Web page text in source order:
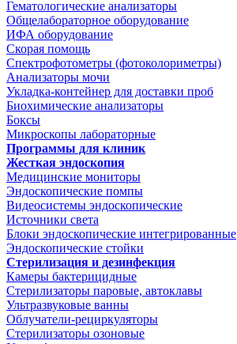
Гематологические анализаторы
Общелабораторное оборудование
ИФА оборудование
Скорая помощь
Спектрофотометры (фотоколориметры)
Анализаторы мочи
Укладка-контейнер для доставки проб
Биохимические анализаторы
Боксы
Микроскопы лабораторные
Программы для клиник
Жесткая эндоскопия
Медицинские мониторы
Эндоскопические помпы
Видеосистемы эндоскопические
Источники света
Блоки эндоскопические интегрированные
Эндоскопические стойки
Стерилизация и дезинфекция
Камеры бактерицидные
Стерилизаторы паровые, автоклавы
Ультразвуковые ванны
Облучатели-рециркуляторы
Стерилизаторы озоновые